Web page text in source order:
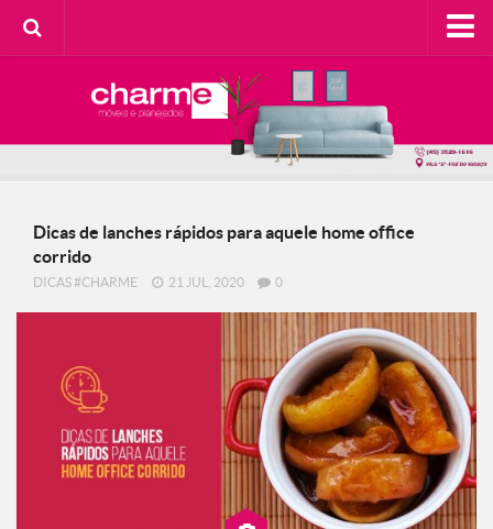
SOBRE A CHARME
Decorando com Charme
Design Consciente
Meu Lar
Na Cozinha
Contato
Dicas de lanches rápidos para aquele home office
corrido
DICAS #CHARME 21 JUL, 2020 0